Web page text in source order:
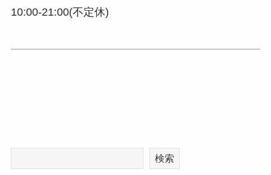
10:00-21:00(不定休)
検索